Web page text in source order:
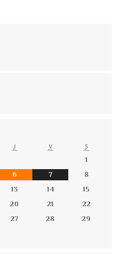
J V S
1
6 7
8
13 14
15
20 21
22
27 28
29